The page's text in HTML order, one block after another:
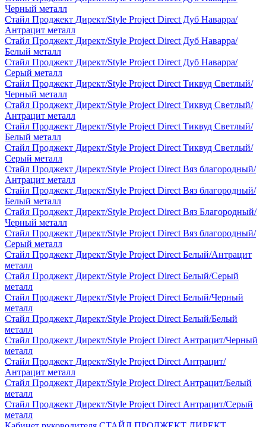
Черный металл
Стайл Проджект Директ/Style Project Direct Дуб Наварра/
Антрацит металл
Стайл Проджект Директ/Style Project Direct Дуб Наварра/
Белый металл
Стайл Проджект Директ/Style Project Direct Дуб Наварра/
Серый металл
Стайл Проджект Директ/Style Project Direct Тиквуд Светлый/
Черный металл
Стайл Проджект Директ/Style Project Direct Тиквуд Светлый/
Антрацит металл
Стайл Проджект Директ/Style Project Direct Тиквуд Светлый/
Белый металл
Стайл Проджект Директ/Style Project Direct Тиквуд Светлый/
Серый металл
Стайл Проджект Директ/Style Project Direct Вяз благородный/
Антрацит металл
Стайл Проджект Директ/Style Project Direct Вяз благородный/
Белый металл
Стайл Проджект Директ/Style Project Direct Вяз Благородный/
Черный металл
Стайл Проджект Директ/Style Project Direct Вяз благородный/
Серый металл
Стайл Проджект Директ/Style Project Direct Белый/Антрацит
металл
Стайл Проджект Директ/Style Project Direct Белый/Серый
металл
Стайл Проджект Директ/Style Project Direct Белый/Черный
металл
Стайл Проджект Директ/Style Project Direct Белый/Белый
металл
Стайл Проджект Директ/Style Project Direct Антрацит/Черный
металл
Стайл Проджект Директ/Style Project Direct Антрацит/
Антрацит металл
Стайл Проджект Директ/Style Project Direct Антрацит/Белый
металл
Стайл Проджект Директ/Style Project Direct Антрацит/Серый
металл